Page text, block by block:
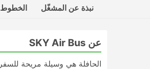
نبذة عن المشغّل
الخطوط
عن SKY Air Bus
الحافلة هي وسيلة مريحة